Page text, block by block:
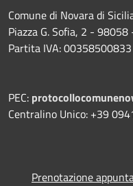
Comune di Novara di
Piazza G. Sofia, 2 -
Partita IVA: 00358500833
PEC:
Centralino Unico: +39
Prenotazione